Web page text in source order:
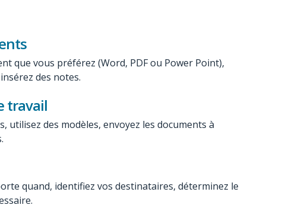
que vous préférez (Word, PDF ou Power Point),
des notes.
travail
utilisez des modèles, envoyez les documents à
quand, identifiez vos destinataires, déterminez le